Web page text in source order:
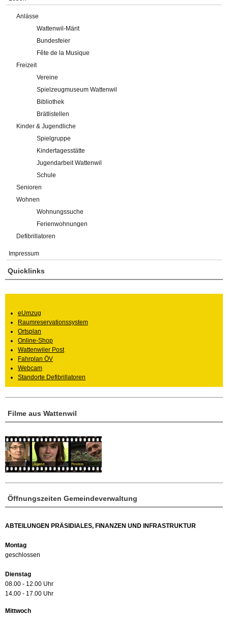
Anlässe
Wattenwil-Märit
Bundesfeier
Fête de la Musique
Freizeit
Vereine
Spielzeugmuseum Wattenwil
Bibliothek
Brätlistellen
Kinder & Jugendliche
Spielgruppe
Kindertagesstätte
Jugendarbeit Wattenwil
Schule
Senioren
Wohnen
Wohnungssuche
Ferienwohnungen
Defibrillatoren
Impressum
Öffnungszeiten Gemeindeverwaltung
ABTEILUNGEN PRÄSIDIALES, FINANZEN UND INFRASTRUKTUR
Montag
geschlossen
Dienstag
08.00 - 12.00 Uhr
14.00 - 17.00 Uhr
Mittwoch
Filme aus Wattenwil
Quicklinks
eUmzug
Raumreservationssystem
Ortsplan
Online-Shop
Wattenwiler Post
Fahrplan ÖV
Webcam
Standorte Defibrillatoren